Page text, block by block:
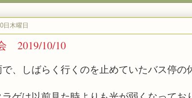
日木曜日
2019/10/10
、しばらく行くのを止めていたバス停の